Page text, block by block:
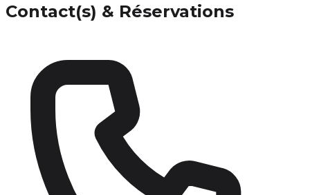
Contact(s) & Réservations